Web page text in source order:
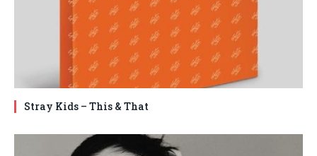
Stray Kids – This & That